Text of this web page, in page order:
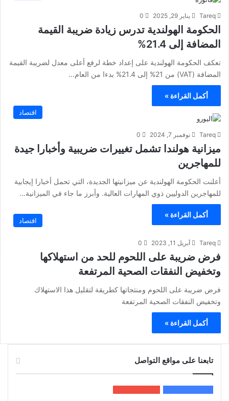
Tareq يناير 29, 2025 0
الحكومة الهولندية تدرس زيادة ضريبة القيمة
المضافة إلى 21.4%
تعكف الحكومة الهولندية على إعداد خطة لرفع أعلى معدل لضريبة القيمة
المضافة (VAT) من 21% إلى 21.4% بدءا من العام…
أكمل القراءة »
اقتصاد
Tareq نوفمبر 7, 2024 0
ميزانية هولندا تشمل تغييرات ضريبية وأخبارا جيدة
للمهاجرين
أعلنت الحكومة الهولندية عن ميزانيتها الجديدة، التي تحمل أخبارا إيجابية
للمهاجرين الدوليين ذوي المهارات العالية. وأبرز ما جاء في الميزانية…
أكمل القراءة »
اقتصاد
Tareq أبريل 11, 2023 0
فرض ضريبة على اللحوم للحد من استهلاكها
وتخفيض النفقات الصحية المرتفعة
فرض ضريبة على اللحوم ومنتجاتها كطريقة لتقليل هذا الاستهلاك
وتخفيض النفقات الصحية المرتفعة
أكمل القراءة »
تابعنا على مواقع التواصل